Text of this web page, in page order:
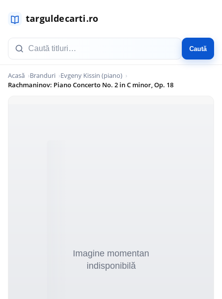
Caută
Acasă Branduri
Evgeny Kissin (piano)
Rachmaninov: Piano Concerto No. 2 in C minor, Op. 18